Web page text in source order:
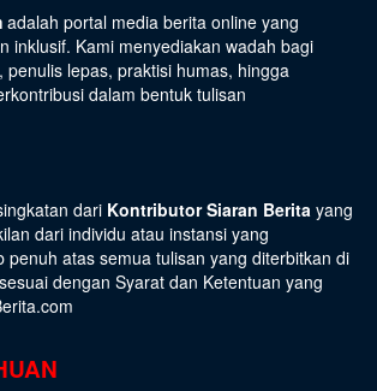
adalah portal media berita online yang
inklusif. Kami menyediakan wadah bagi
penulis lepas, praktisi humas, hingga
dalam bentuk tulisan
dari Kontributor Siaran Berita yang
dari individu atau instansi yang
penuh atas semua tulisan yang diterbitkan di
dengan Syarat dan Ketentuan yang